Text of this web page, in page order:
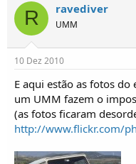
R ravediver
UMM
10 Dez 2010
E aqui estão as fotos do
um UMM fazem o
(as fotos ficaram
http://www.flickr.com/